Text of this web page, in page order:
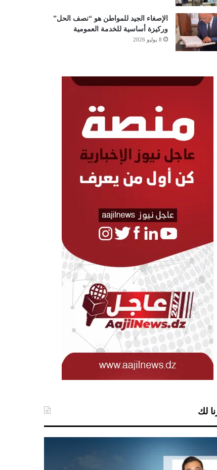
الإصغاء الجيد للمواطن هو “نصف الحل”
وركيزة أساسية للخدمة العمومية
8 يوليو 2026
لك